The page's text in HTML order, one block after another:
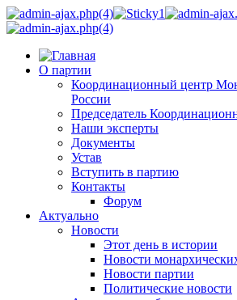
О партии
Координационный центр
России
Председатель
Наши эксперты
Документы
Устав
Вступить в партию
Контакты
Форум
Актуально
Новости
Этот день в истории
Новости
Новости партии
Политические новости